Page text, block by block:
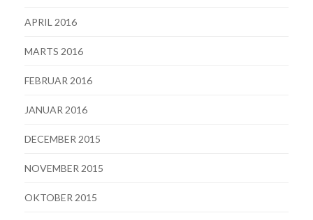
APRIL 2016
MARTS 2016
FEBRUAR 2016
JANUAR 2016
DECEMBER 2015
NOVEMBER 2015
OKTOBER 2015